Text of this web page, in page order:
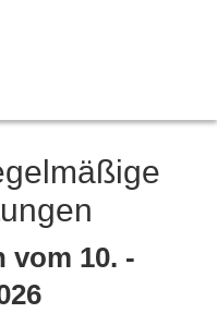
vom 10. -